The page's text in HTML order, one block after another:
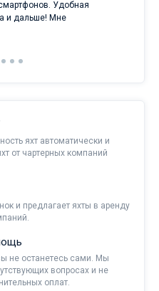
Удобная
и дальше! Мне
яхт автоматически и
от чартерных компаний
и предлагает яхты в аренду
не останетесь сами. Мы
вопросах и не
оплат.